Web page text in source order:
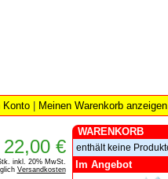
Konto| Meinen Warenkorb anzeigen
22,00 €
inkl. 20% MwSt.
Versandkosten
WARENKORB
enthält keine
Im Angebot